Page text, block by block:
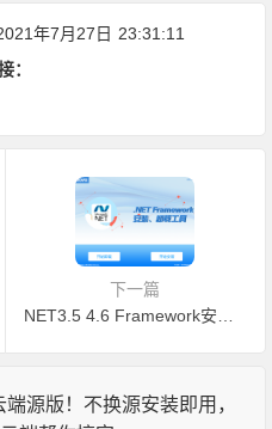
年7月27日 23:31:11
：
下一篇
源版！不换源安装即用，